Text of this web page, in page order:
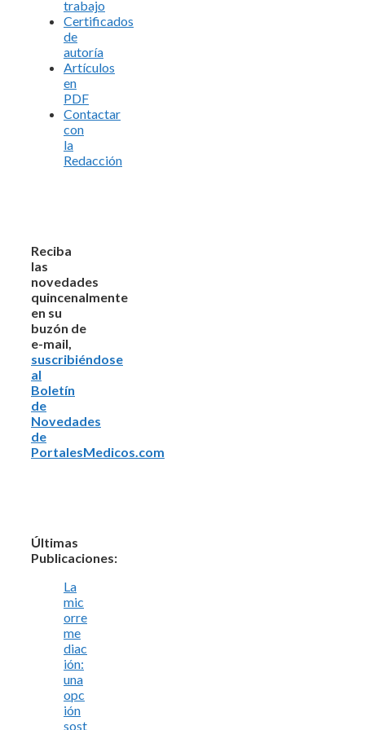
trabajo
Certificados
de
autoría
Artículos
en
PDF
Contactar
con
la
Redacción
Reciba
las
novedades
quincenalmente
en su
buzón de
e-mail,
suscribiéndose
al
Boletín
de
Novedades
de
PortalesMedicos.com
Últimas
Publicaciones:
La
mic
orre
me
diac
ión:
una
opc
ión
sost